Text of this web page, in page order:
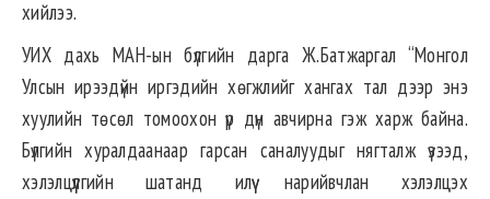
хийлээ.
УИХ дахь МАН-ын бүлгийн дарга Ж.Батжаргал “Монгол
Улсын ирээдүйн иргэдийн хөгжлийг хангах тал дээр энэ
хуулийн төсөл томоохон үр дүн авчирна гэж харж байна.
Бүлгийн хуралдаанаар гарсан саналуудыг нягталж үзээд,
хэлэлцүүлгийн шатанд илүү нарийвчлан хэлэлцэх